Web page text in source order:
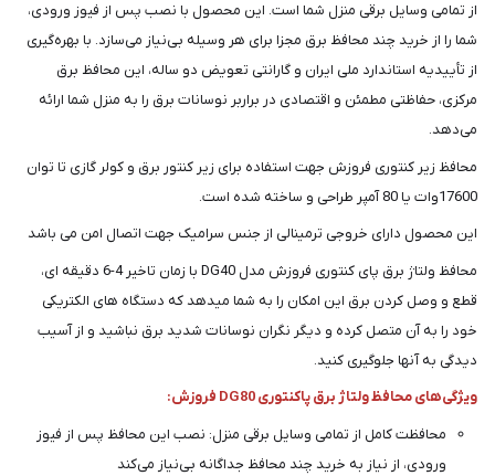
از تمامی وسایل برقی منزل شما است. این محصول با نصب پس از فیوز ورودی،
شما را از خرید چند محافظ برق مجزا برای هر وسیله بی‌نیاز می‌سازد. با بهره‌گیری
از تأییدیه استاندارد ملی ایران و گارانتی تعویض دو ساله، این محافظ برق
مرکزی، حفاظتی مطمئن و اقتصادی در براربر نوسانات برق را به منزل شما ارائه
می‌دهد.
محافظ زیر کنتوری فروزش جهت استفاده برای زیر کنتور برق و کولر گازی تا توان
17600وات یا 80 آمپر طراحی و ساخته شده است.
این محصول دارای خروجی ترمینالی از جنس سرامیک جهت اتصال امن می باشد
محافظ ولتاژ برق پای کنتوری فروزش مدل DG40 با زمان تاخیر 4-6 دقیقه ای،
قطع و وصل کردن برق این امکان را به شما میدهد که دستگاه های الکتریکی
خود را به آن متصل کرده و دیگر نگران نوسانات شدید برق نباشید و از آسیب
دیدگی به آنها جلوگیری کنید.
ویژگی‌های محافظ ولتاژ برق پاکنتوری DG80 فروزش:
محافظت کامل از تمامی وسایل برقی منزل: نصب این محافظ پس از فیوز
ورودی، از نیاز به خرید چند محافظ جداگانه بی‌نیاز می‌کند